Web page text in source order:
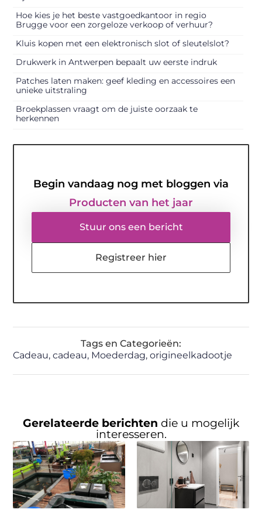
Hoe kies je het beste vastgoedkantoor in regio
Brugge voor een zorgeloze verkoop of verhuur?
Kluis kopen met een elektronisch slot of sleutelslot?
Drukwerk in Antwerpen bepaalt uw eerste indruk
Patches laten maken: geef kleding en accessoires een
unieke uitstraling
Broekplassen vraagt om de juiste oorzaak te
herkennen
Begin vandaag nog met bloggen via
Producten van het jaar
Stuur ons een bericht
Registreer hier
Tags en Categorieën:
Cadeau,cadeau, Moederdag,origineelkadootje
Gerelateerde berichten die u mogelijk
interesseren.